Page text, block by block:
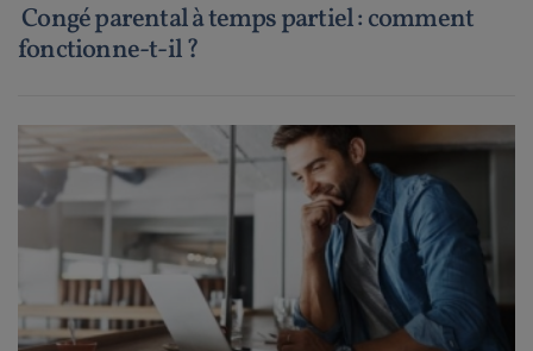
Congé parental à temps partiel : comment
fonctionne-t-il ?